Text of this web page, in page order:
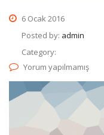
6 Ocak 2016
Posted by: admin
Category:
Yorum yapılmamış